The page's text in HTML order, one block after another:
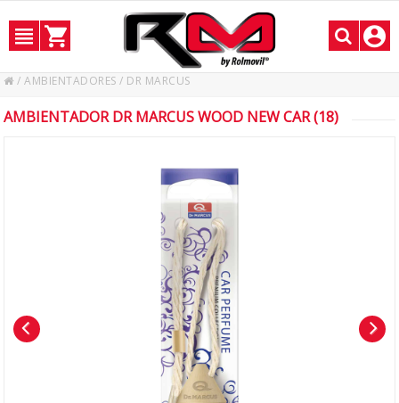
/AMBIENTADORES / DR MARCUS
AMBIENTADOR DR MARCUS WOOD NEW CAR (18)